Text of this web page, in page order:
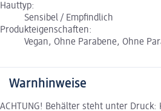
Hauttyp:
Sensibel / Empfindlich
Produkteigenschaften:
Vegan, Ohne Parabene, Ohne
Warnhinweise
ACHTUNG! Behälter steht unter